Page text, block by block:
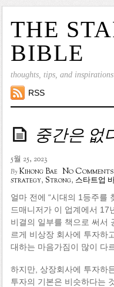
THE
BIBLE
thoughts, tips, and
RSS
중간은 없
5월 25, 2023
ByKihong Bae No Comments
strategy, Strong, 스타트업
얼마 전에 “시대의 1등주를
드매니저가 이 업계에서 17
비결의 일부를 책으로 써서
르게 비상장 회사에 투자하
대하는 마음가짐이 많이 다
하지만, 상장회사에 투자하
투자의 기본은 비슷하다는